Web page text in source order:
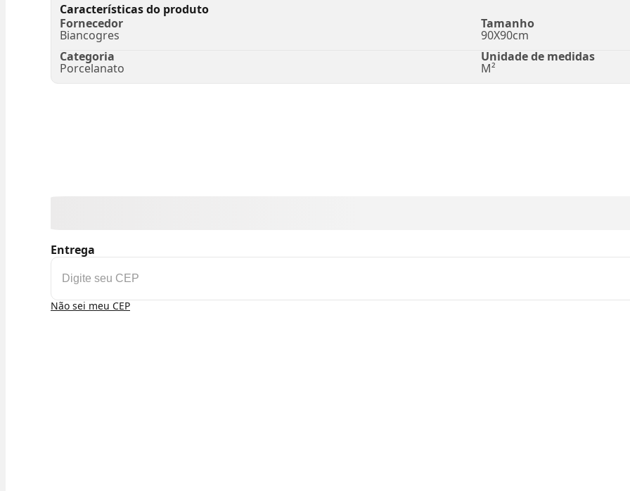
Características do produto
Fornecedor
Biancogres
Tamanho
90X90cm
Categoria
Porcelanato
Unidade de medidas
M²
Entrega
Não sei meu CEP